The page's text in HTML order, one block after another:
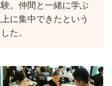
。仲間と一緒に学ぶ
に集中できたという
た。